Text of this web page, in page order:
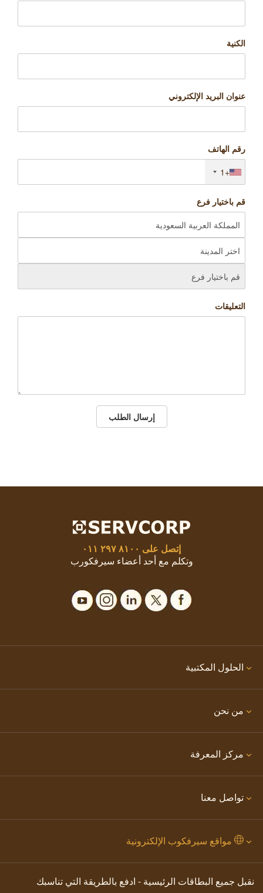
الكنية
عنوان البريد الإلكتروني
رقم الهاتف
+1
قم باختيار فرع
التعليقات
إرسال الطلب
إتصل على ٨١٠٠ ٢٩٧ ٠١١
وتكلم مع أحد أعضاء سيرفكورب
الحلول المكتبية
من نحن
مركز المعرفة
تواصل معنا
مواقع سيرفكوب الإلكترونية
نقبل جميع البطاقات الرئيسية - ادفع بالطريقة التي تناسبك